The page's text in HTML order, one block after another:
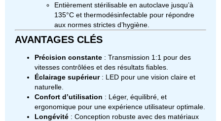
Entièrement stérilisable en autoclave jusqu’à
135°C et thermodésinfectable pour répondre
aux normes strictes d’hygiène.
AVANTAGES CLÉS
Précision constante : Transmission 1:1 pour des
vitesses contrôlées et des résultats fiables.
Éclairage supérieur: LED pour une vision claire et
naturelle.
Confort d’utilisation : Léger, équilibré, et
ergonomique pour une expérience utilisateur optimale.
Longévité : Conception robuste avec des matériaux